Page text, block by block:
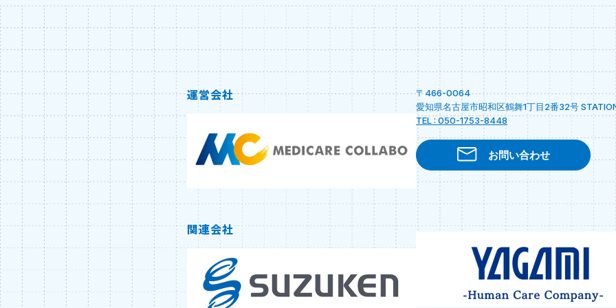
運営会社
〒466-0064
愛知県名古屋市昭和区鶴舞1丁目2番32号
TEL : 050-1753-8448
お問い合わせ
関連会社